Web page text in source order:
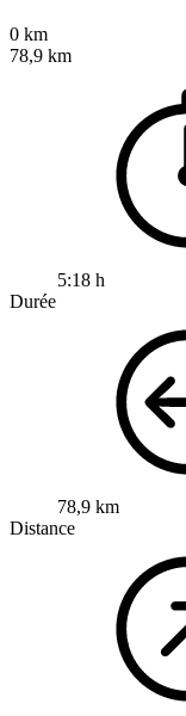
0 km
78,9 km
5:18 h
Durée
78,9 km
Distance